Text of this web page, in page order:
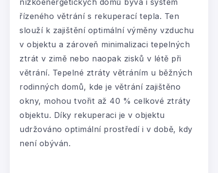
nízkoenergetických domů bývá i systém
řízeného větrání s rekuperací tepla. Ten
slouží k zajištění optimální výměny vzduchu
v objektu a zároveň minimalizaci tepelných
ztrát v zimě nebo naopak zisků v létě při
větrání. Tepelné ztráty větráním u běžných
rodinných domů, kde je větrání zajištěno
okny, mohou tvořit až 40 % celkové ztráty
objektu. Díky rekuperaci je v objektu
udržováno optimální prostředí i v době, kdy
není obýván.